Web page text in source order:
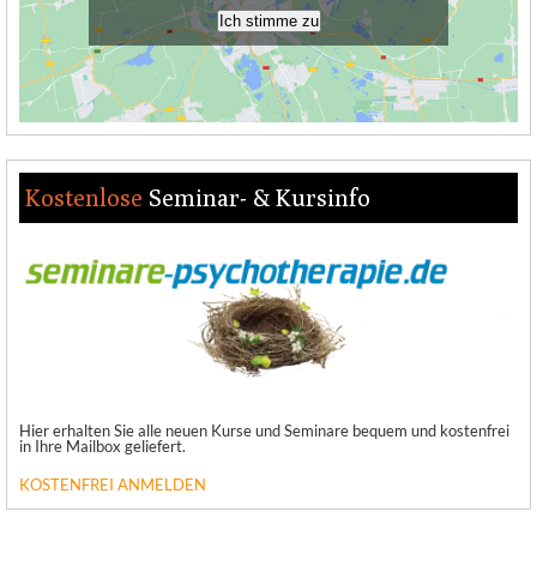
Ich stimme zu
Kostenlose Seminar- & Kursinfo
Hier erhalten Sie alle neuen Kurse und Seminare bequem und kostenfrei
in Ihre Mailbox geliefert.
KOSTENFREI ANMELDEN